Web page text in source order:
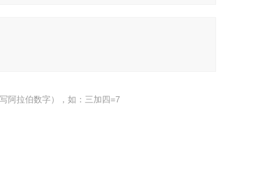
阿拉伯数字），如：三加四=7